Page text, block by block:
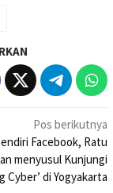
Pos berikutnya
Facebook, Ratu
menyusul Kunjungi
Cyber’ di Yogyakarta